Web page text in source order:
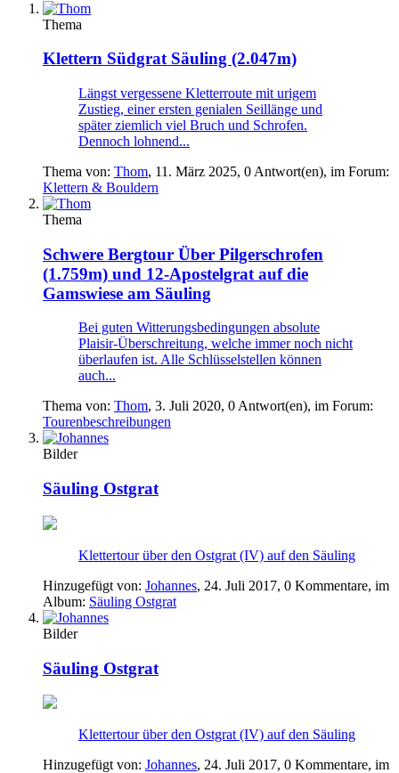
Thema
Klettern Südgrat Säuling (2.047m)
Längst vergessene Kletterroute mit urigem
Zustieg, einer ersten genialen Seillänge und
später ziemlich viel Bruch und Schrofen.
Dennoch lohnend...
Thema von: Thom, 11. März 2025, 0 Antwort(en), im Forum:
Klettern & Bouldern
Thema
Schwere Bergtour Über Pilgerschrofen
(1.759m) und 12-Apostelgrat auf die
Gamswiese am Säuling
Bei guten Witterungsbedingungen absolute
Plaisir-Überschreitung, welche immer noch nicht
überlaufen ist. Alle Schlüsselstellen können
auch...
Thema von: Thom, 3. Juli 2020, 0 Antwort(en), im Forum:
Tourenbeschreibungen
Bilder
Säuling Ostgrat
Klettertour über den Ostgrat (IV) auf den Säuling
Hinzugefügt von: Johannes, 24. Juli 2017, 0 Kommentare, im
Album: Säuling Ostgrat
Bilder
Säuling Ostgrat
Klettertour über den Ostgrat (IV) auf den Säuling
Hinzugefügt von: Johannes, 24. Juli 2017, 0 Kommentare, im